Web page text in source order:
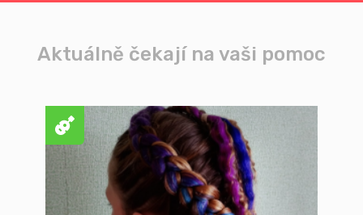
Aktuálně čekají na vaši pomoc